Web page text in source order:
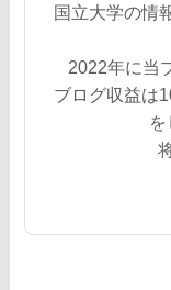
国立大学の情
2022年に当
ブログ収益は
を